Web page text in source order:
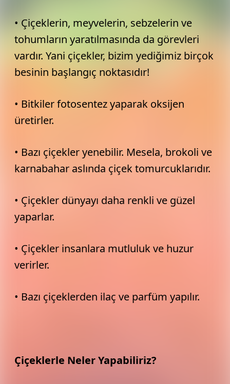
• Çiçeklerin, meyvelerin, sebzelerin ve
tohumların yaratılmasında da görevleri
vardır. Yani çiçekler, bizim yediğimiz birçok
besinin başlangıç noktasıdır!
• Bitkiler fotosentez yaparak oksijen
üretirler.
• Bazı çiçekler yenebilir. Mesela, brokoli ve
karnabahar aslında çiçek tomurcuklarıdır.
• Çiçekler dünyayı daha renkli ve güzel
yaparlar.
• Çiçekler insanlara mutluluk ve huzur
verirler.
• Bazı çiçeklerden ilaç ve parfüm yapılır.
Çiçeklerle Neler Yapabiliriz?